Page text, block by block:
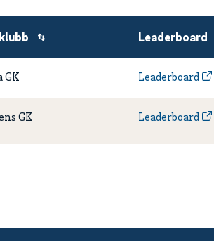
Leaderboard
GK Leaderboard
GK Leaderboard